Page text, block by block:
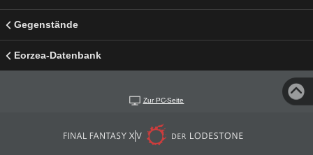
Gegenstände
Eorzea-Datenbank
Zur PC-Seite